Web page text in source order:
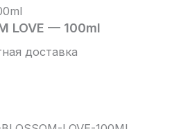
LOVE — 100ml
доставка